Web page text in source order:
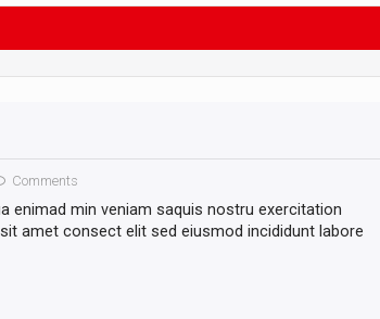
Comments
enimad min veniam saquis nostru exercitation
amet consect elit sed eiusmod incididunt labore